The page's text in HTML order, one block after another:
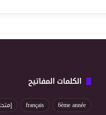
الكلمات المفاتيح
6ème année
français